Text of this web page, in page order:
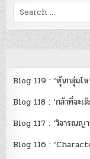
Search
for:
Blog 119 : ‘หุ้นกลุ่มไห
Blog 118 : ‘กล้าที่จะเ
Blog 117 : ‘วิจารณญ
Blog 116 :